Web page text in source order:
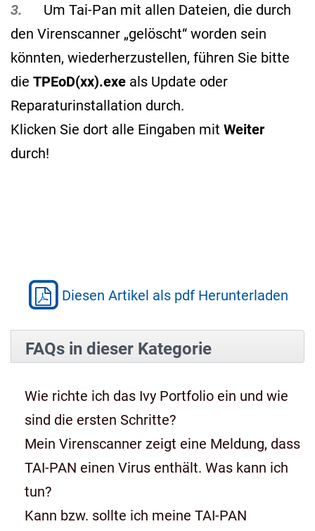
3. Um Tai-Pan mit allen Dateien, die durch
den Virenscanner „gelöscht“ worden sein
könnten, wiederherzustellen, führen Sie bitte
die TPEoD(xx).exe als Update oder
Reparaturinstallation durch.
Klicken Sie dort alle Eingaben mit Weiter
durch!
Diesen Artikel als pdf Herunterladen
FAQs in dieser Kategorie
Wie richte ich das Ivy Portfolio ein und wie
sind die ersten Schritte?
Mein Virenscanner zeigt eine Meldung, dass
TAI-PAN einen Virus enthält. Was kann ich
tun?
Kann bzw. sollte ich meine TAI-PAN